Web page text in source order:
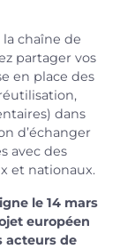
chaîne de
partager vos
en place des
dans
d’échanger
avec des
et nationaux.
le 14 mars
européen
acteurs de